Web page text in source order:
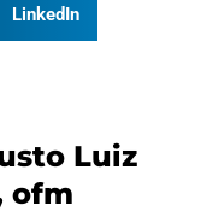
LinkedIn
Luiz
ofm